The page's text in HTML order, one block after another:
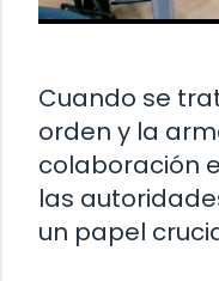
Cuando se
orden y la
colaboración
las
un papel